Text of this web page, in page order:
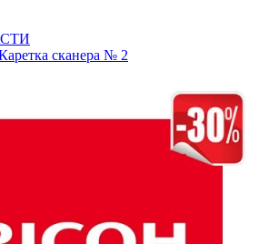
сканера № 2